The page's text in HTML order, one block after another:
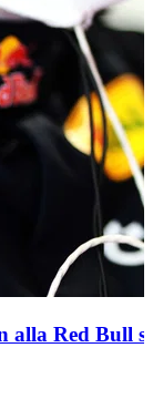
Red Bull